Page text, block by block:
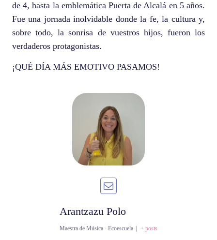
de 4, hasta la emblemática Puerta de Alcalá en 5 años.
Fue una jornada inolvidable donde la fe, la cultura y,
sobre todo, la sonrisa de vuestros hijos, fueron los
verdaderos protagonistas.
¡QUÉ DÍA MÁS EMOTIVO PASAMOS!
Arantzazu Polo
Maestra de Música · Ecoescuela | + posts